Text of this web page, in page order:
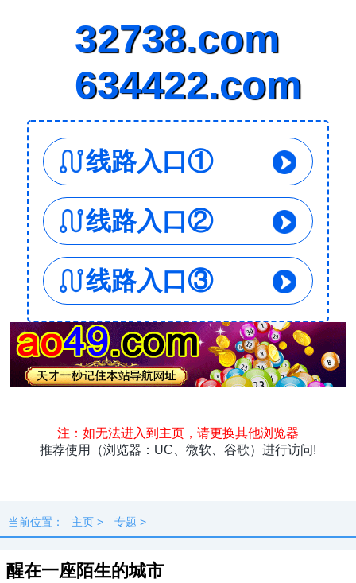
最新
快料 独闻 本地
当前位置： 主页 > 专题 >
醒在一座陌生的城市